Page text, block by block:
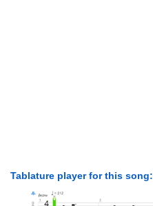
Tablature player for this song: